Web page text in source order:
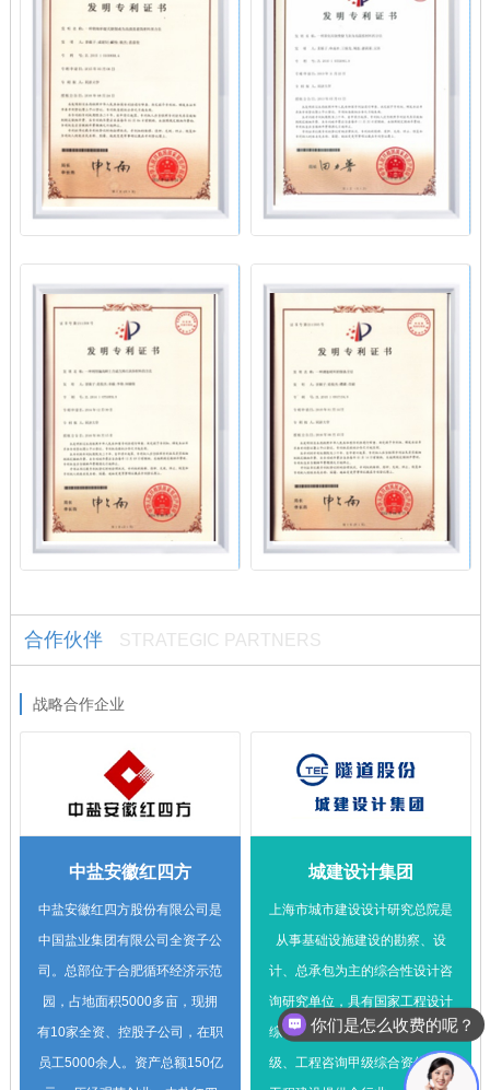
合作伙伴 STRATEGIC PARTNERS
战略合作企业
中盐安徽红四方
中盐安徽红四方股份有限公司是
中国盐业集团有限公司全资子公
司。总部位于合肥循环经济示范
园，占地面积5000多亩，现拥
有10家全资、控股子公司，在职
员工5000余人。资产总额150亿
城建设计集团
上海市城市建设设计研究总院是
从事基础设施建设的勘察、设
计、总承包为主的综合性设计咨
询研究单位，具有国家工程设计
综合甲级、国家工程勘察综合甲
级、工程咨询甲级综合资信，为
现在有优惠活动么？